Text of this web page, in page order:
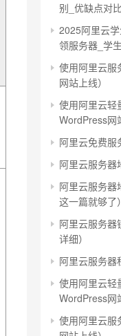
别_优缺点对比
2025阿里云
领服务器_学
使用阿里云服
网站上线）
使用阿里云轻
WordPress网
阿里云免费服
阿里云服务器
阿里云服务器
这一篇就够了）
阿里云服务器
详细）
阿里云服务器
使用阿里云轻
WordPress网
使用阿里云服